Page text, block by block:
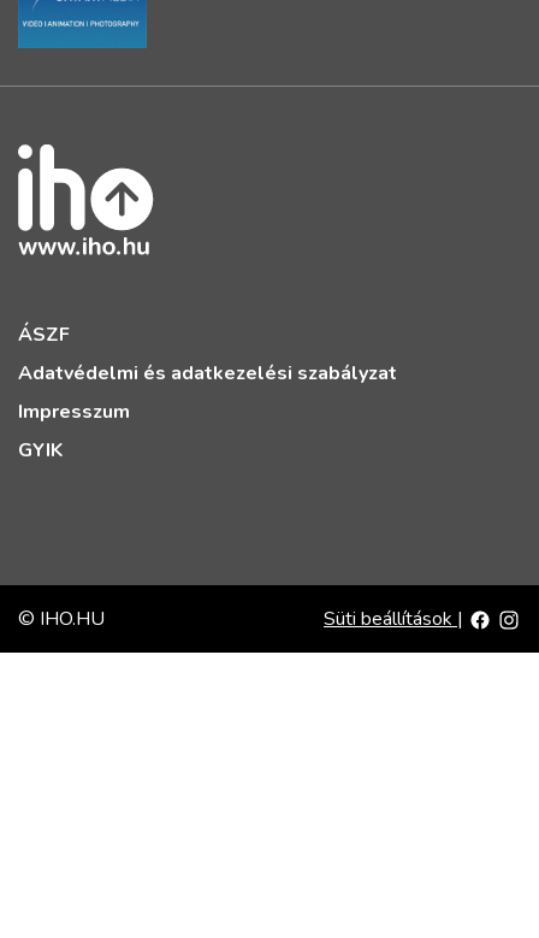
ÁSZF
Adatvédelmi és adatkezelési szabályzat
Impresszum
GYIK
© IHO.HU Süti beállítások |